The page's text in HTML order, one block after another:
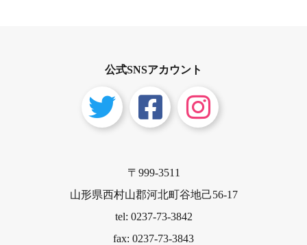
公式SNSアカウント
〒999-3511
山形県西村山郡河北町谷地己56-17
tel: 0237-73-3842
fax: 0237-73-3843